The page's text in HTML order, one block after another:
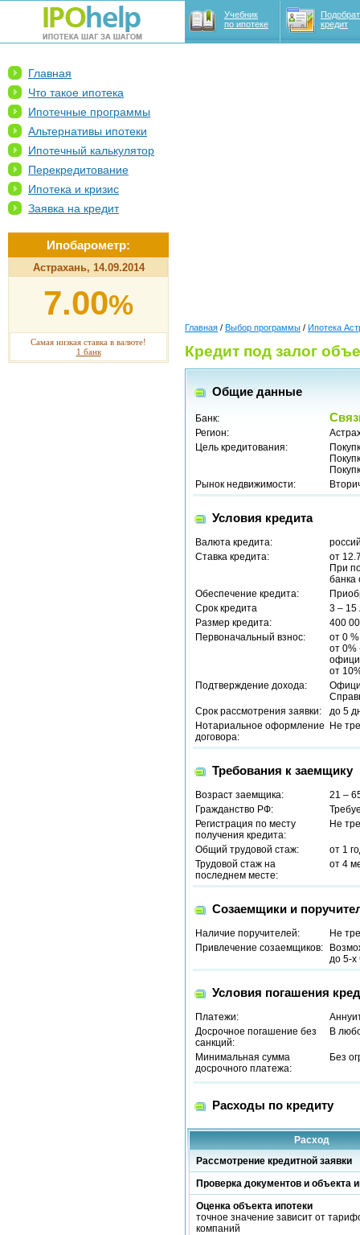
Учебник
по ипотеке
кредит
Главная
Что такое ипотека
Ипотечные программы
Альтернативы ипотеки
Ипотечный калькулятор
Перекредитование
Ипотека и кризис
Заявка на кредит
Ипобарометр:
Астрахань, 14.09.2014
7.00%
Самая низкая ставка в валюте!
1 банк
Главная / Выбор программы / Ипотека
Кредит под залог
Общие данные
Банк:
Регион:
Цель кредитования:
Рынок недвижимости:
Условия кредита
Валюта кредита:
Ставка кредита:
от
При
банка
Обеспечение кредита:
Срок кредита
3 – 15
Размер кредита:
400
Первоначальный взнос:
от 0 %
от 0%
от
Подтверждение дохода:
Срок рассмотрения заявки:
до 5
Нотариальное оформление
договора:
Не
Требования к заемщику
Возраст заемщика:
21 –
Гражданство РФ:
Регистрация по месту
получения кредита:
Не
Общий трудовой стаж:
от 1
Трудовой стаж на
последнем месте:
от 4
Созаемщики и
Наличие поручителей:
Не
Привлечение созаемщиков:
до 5-х
Условия погашения
Платежи:
Досрочное погашение без
санкций:
В
Минимальная сумма
досрочного платежа:
Без
Расходы по кредиту
Расход
Рассмотрение кредитной заявки
Проверка документов и объекта
Оценка объекта ипотеки
точное значение зависит от
компаний